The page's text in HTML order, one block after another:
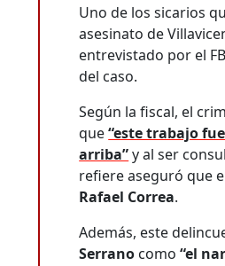
Uno de los sicarios
asesinato de
entrevistado por el
del caso.
Según la fiscal, el
que“este trabajo
arriba”y al ser
refiere aseguró que
Rafael Correa.
Además, este
Serrano como“el